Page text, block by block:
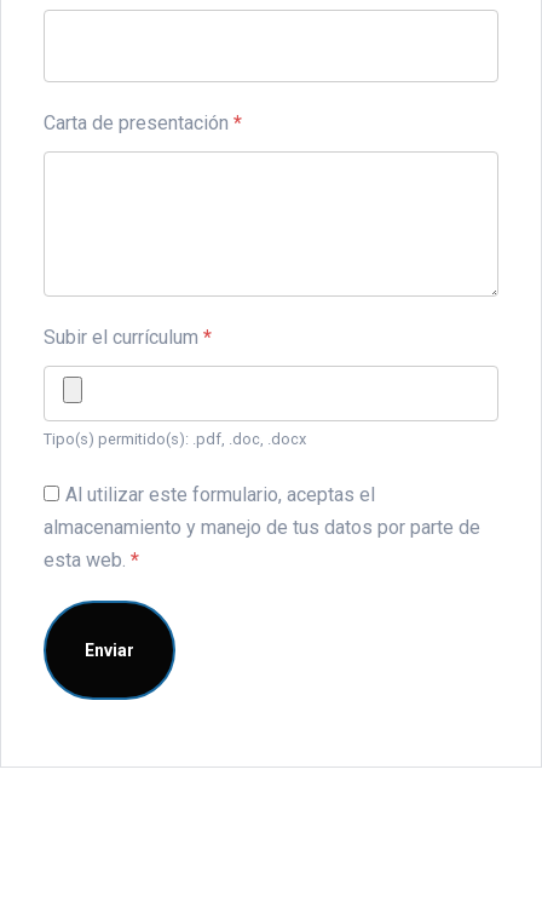
Carta de presentación *
Subir el currículum *
Tipo(s) permitido(s): .pdf, .doc, .docx
Al utilizar este formulario, aceptas el
almacenamiento y manejo de tus datos por parte de
esta web. *